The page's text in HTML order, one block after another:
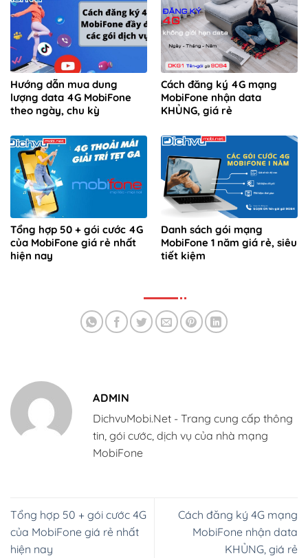
Hướng dẫn mua dung
lượng data 4G MobiFone
theo ngày, chu kỳ
Cách đăng ký 4G mạng
MobiFone nhận data
KHỦNG, giá rẻ
Tổng hợp 50 + gói cước 4G
của MobiFone giá rẻ nhất
hiện nay
Danh sách gói mạng
MobiFone 1 năm giá rẻ, siêu
tiết kiệm
ADMIN
DichvuMobi.Net - Trang cung cấp thông
tin, gói cước, dịch vụ của nhà mạng
MobiFone
Tổng hợp 50 + gói cước 4G
của MobiFone giá rẻ nhất
hiện nay
Cách đăng ký 4G mạng
MobiFone nhận data
KHỦNG, giá rẻ